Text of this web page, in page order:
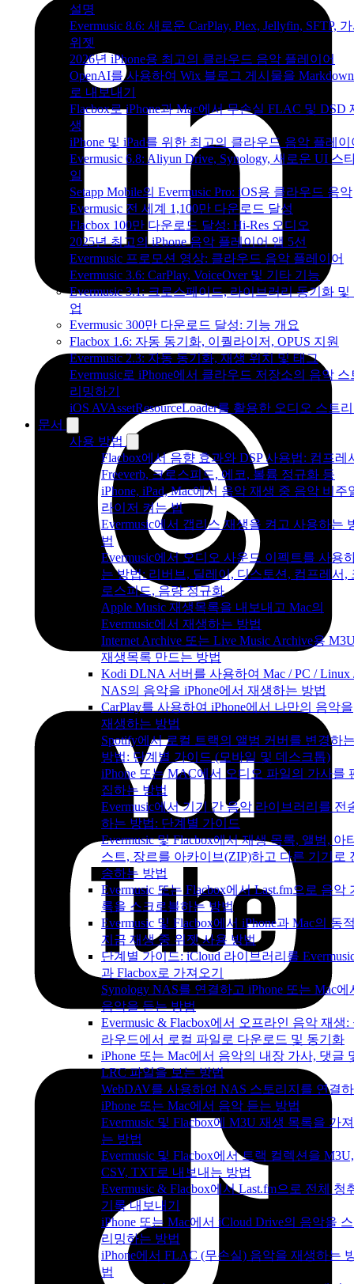
설명
Evermusic 8.6: 새로운 CarPlay, Plex, Jellyfin, SFTP,
위젯
2026년 iPhone용 최고의 클라우드 음악 플레이어
OpenAI를 사용하여 Wix 블로그 게시물을
로 내보내기
Flacbox로 iPhone과 Mac에서 무손실 FLAC 및 DSD
생
iPhone 및 iPad를 위한 최고의 클라우드 음악 플레이
Evermusic 6.8: Aliyun Drive, Synology, 새로운 UI 스
일
Setapp Mobile의 Evermusic Pro: iOS용 클라우드 음악
Evermusic 전 세계 1,100만 다운로드 달성
Flacbox 100만 다운로드 달성: Hi-Res 오디오
2025년 최고의 iPhone 음악 플레이어 앱 5선
Evermusic 프로모션 영상: 클라우드 음악 플레이어
Evermusic 3.6: CarPlay, VoiceOver 및 기타 기능
Evermusic 3.1: 크로스페이드, 라이브러리 동기화 및
업
Evermusic 300만 다운로드 달성: 기능 개요
Flacbox 1.6: 자동 동기화, 이퀄라이저, OPUS 지원
Evermusic 2.3: 자동 동기화, 재생 위치 및 태그
Evermusic로 iPhone에서 클라우드 저장소의 음악 스
리밍하기
iOS AVAssetResourceLoader를 활용한 오디오 스트
문서
사용 방법
Flacbox에서 음향 효과와 DSP 사용법: 컴프레
Freeverb, 크로스피드, 에코, 볼륨 정규화 등
iPhone, iPad, Mac에서 음악 재생 중 음악 비주
라이저 켜는 법
Evermusic에서 갭리스 재생을 켜고 사용하는
법
Evermusic에서 오디오 사운드 이펙트를 사용
는 방법: 리버브, 딜레이, 디스토션, 컴프레서,
로스피드, 음량 정규화
Apple Music 재생목록을 내보내고 Mac의
Evermusic에서 재생하는 방법
Internet Archive 또는 Live Music Archive용
재생목록 만드는 방법
Kodi DLNA 서버를 사용하여 Mac / PC / Linux
NAS의 음악을 iPhone에서 재생하는 방법
CarPlay를 사용하여 iPhone에서 나만의 음악을
재생하는 방법
Spotify에서 로컬 트랙의 앨범 커버를 변경하
방법: 단계별 가이드 (모바일 및 데스크톱)
iPhone 또는 MAC에서 오디오 파일의 가사를
집하는 방법
Evermusic에서 기기 간 음악 라이브러리를 전
하는 방법: 단계별 가이드
Evermusic 및 Flacbox에서 재생 목록, 앨범, 아
스트, 장르를 아카이브(ZIP)하고 다른 기기로
송하는 방법
Evermusic 또는 Flacbox에서 Last.fm으로 음악
록을 스크로블하는 방법
Evermusic 및 Flacbox에서 iPhone과 Mac의 동
지금 재생 중 위젯 사용 방법
단계별 가이드: iCloud 라이브러리를
과 Flacbox로 가져오기
Synology NAS를 연결하고 iPhone 또는 Mac에
음악을 듣는 방법
Evermusic & Flacbox에서 오프라인 음악 재생:
라우드에서 로컬 파일로 다운로드 및 동기화
iPhone 또는 Mac에서 음악의 내장 가사, 댓글
LRC 파일을 보는 방법
WebDAV를 사용하여 NAS 스토리지를 연결
iPhone 또는 Mac에서 음악 듣는 방법
Evermusic 및 Flacbox에 M3U 재생 목록을 가
는 방법
Evermusic 및 Flacbox에서 트랙 컬렉션을 M3U,
CSV, TXT로 내보내는 방법
Evermusic & Flacbox에서 Last.fm으로 전체 청
기록 내보내기
iPhone 또는 Mac에서 iCloud Drive의 음악을
리밍하는 방법
iPhone에서 FLAC (무손실) 음악을 재생하는
법